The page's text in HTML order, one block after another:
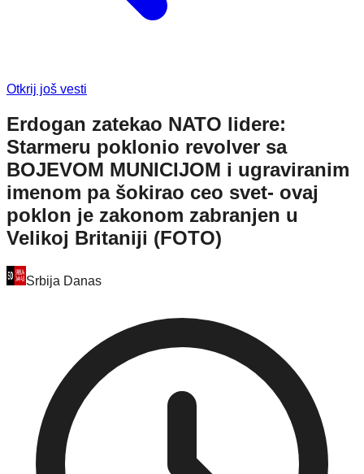
Otkrij još vesti
Erdogan zatekao NATO lidere:
Starmeru poklonio revolver sa
BOJEVOM MUNICIJOM i ugraviranim
imenom pa šokirao ceo svet- ovaj
poklon je zakonom zabranjen u
Velikoj Britaniji (FOTO)
Srbija Danas